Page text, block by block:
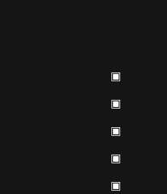
▣
▣
▣
▣
▣